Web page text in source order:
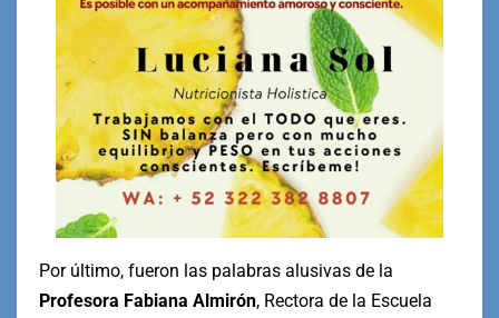
Por último, fueron las palabras alusivas de la
Profesora Fabiana Almirón, Rectora de la Escuela